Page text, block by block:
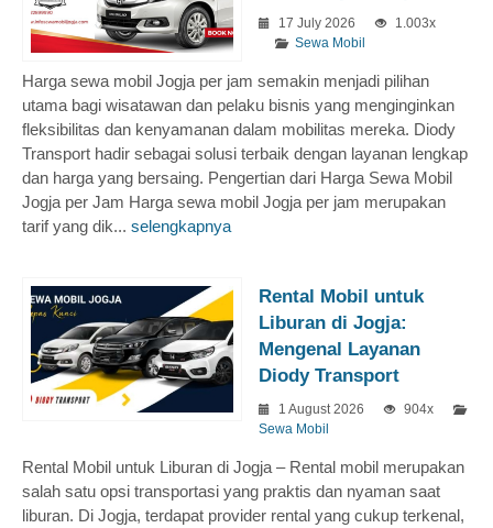
17 July 2026
1.003x
Sewa Mobil
Harga sewa mobil Jogja per jam semakin menjadi pilihan
utama bagi wisatawan dan pelaku bisnis yang menginginkan
fleksibilitas dan kenyamanan dalam mobilitas mereka. Diody
Transport hadir sebagai solusi terbaik dengan layanan lengkap
dan harga yang bersaing. Pengertian dari Harga Sewa Mobil
Jogja per Jam Harga sewa mobil Jogja per jam merupakan
tarif yang dik... selengkapnya
Rental Mobil untuk
Liburan di Jogja:
Mengenal Layanan
Diody Transport
1 August 2026
904x
Sewa Mobil
Rental Mobil untuk Liburan di Jogja – Rental mobil merupakan
salah satu opsi transportasi yang praktis dan nyaman saat
liburan. Di Jogja, terdapat provider rental yang cukup terkenal,